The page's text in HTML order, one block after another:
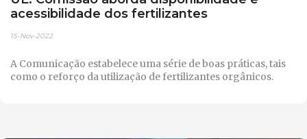
acessibilidade dos fertilizantes
15-Nov-2022
A Comunicação estabelece uma série de boas práticas, tais
como o reforço da utilização de fertilizantes orgânicos.